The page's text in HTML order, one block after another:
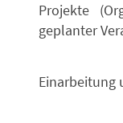
Projekte
geplanter
Einarbeitung